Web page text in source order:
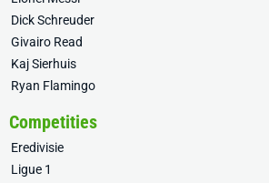
Dick Schreuder
Givairo Read
Kaj Sierhuis
Ryan Flamingo
Competities
Eredivisie
Ligue 1